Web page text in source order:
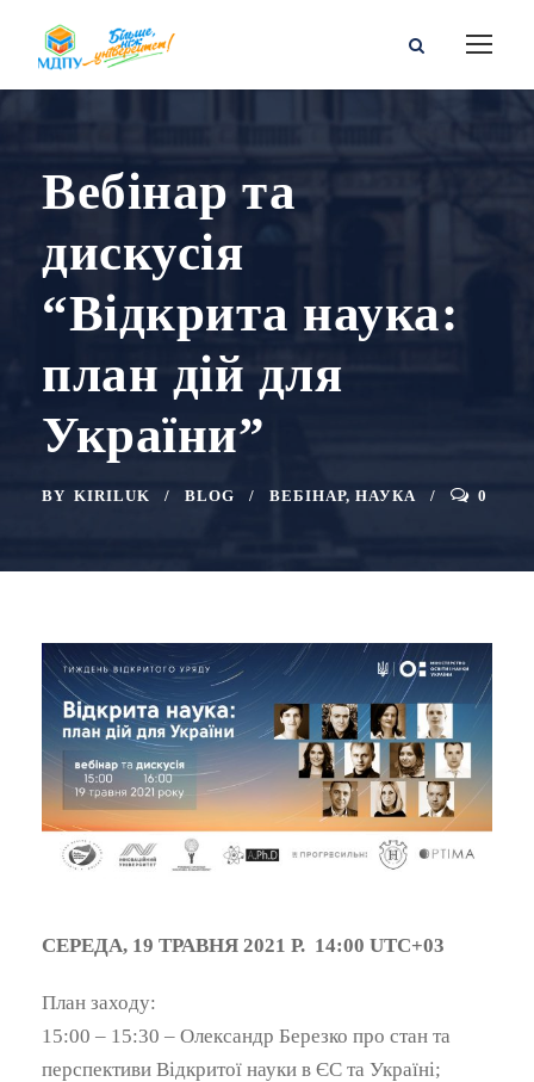
Вебінар та
дискусія
“Відкрита наука:
план дій для
України”
BY KIRILUK BLOG ВЕБІНАР, НАУКА 0
СЕРЕДА, 19 ТРАВНЯ 2021 Р. 14:00 UTC+03
План заходу:
15:00 – 15:30 – Олександр Березко про стан та
перспективи Відкритої науки в ЄС та Україні;